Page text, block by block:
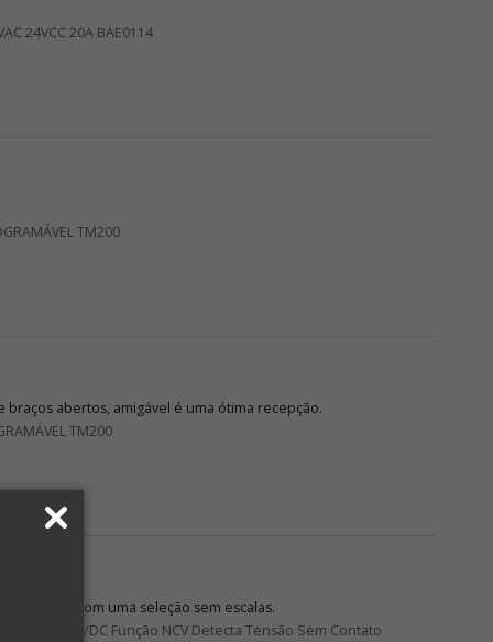
24VCC 20A BAE0114
TM200
abertos, amigável é uma ótima recepção.
TM200
só com uma seleção sem escalas.
AC/DC Função NCV Detecta Tensão Sem Contato